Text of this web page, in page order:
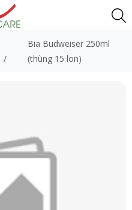
/
Bia Budweiser 250ml
(thùng 15 lon)